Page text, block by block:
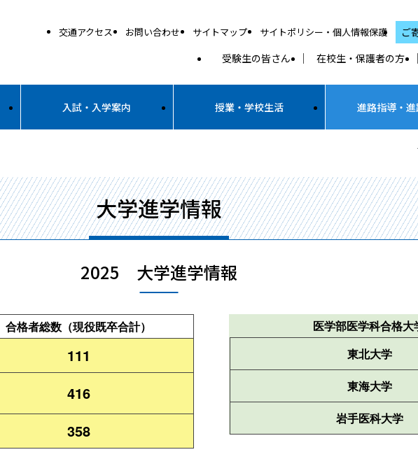
交通アクセス お問い合わせ サイトマップ サイトポリシー・個人情報保護
ご
受験生の皆さん
在校生・保護者の方
入試・入学案内 授業・学校生活 進路指導・
大学進学情報
2025 大学進学情報
合格者総数 （現役既卒合計）
111
416
358
医学部医学科合格大
東北大学
東海大学
岩手医科大学